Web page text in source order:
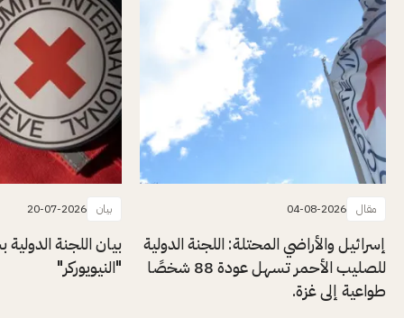
مقال 04-08-2026
إسرائيل والأراضي المحتلة: اللجنة الدولية
للصليب الأحمر تسهل عودة 88 شخصًا
طواعية إلى غزة.
بيان 20-07-2026
بيان اللجنة
"النيويوركر"